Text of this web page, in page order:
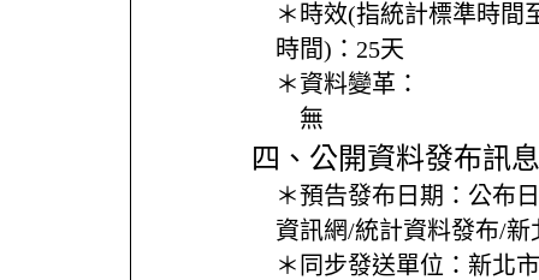
＊時效(指統計標準時間
時間)： 25天
＊資料變革：
無
四、公開資料發布訊息
＊預告發布日期： 公布
資訊網/統計資料發布/
＊同步發送單位： 新北